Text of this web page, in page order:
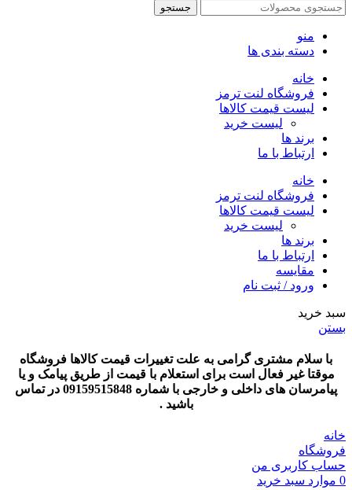
جستجو
منو
دسته بندی ها
خانه
فروشگاه لنت ترمز
لیست قیمت کالاها
لیست خرید
برند ها
ارتباط با ما
خانه
فروشگاه لنت ترمز
لیست قیمت کالاها
لیست خرید
برند ها
ارتباط با ما
مقایسه
ورود / ثبت نام
سبد خرید
بستن
با سلام مشتری گرامی به علت تغییرات قیمت کالاها فروشگاه
موقتا غیر فعال است برای استعلام با قیمت از طریق پیامک و یا
پیامرسان های داخلی و خارجی با شماره 09159515848 در تماس
باشید .
خانه
فروشگاه
حساب کاربری من
0 موارد سبد خرید